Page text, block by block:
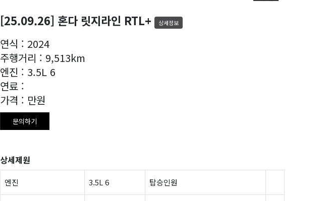
[25.09.26] 혼다 릿지라인 RTL+ 상세정보
연식 : 2024
주행거리 : 9,513km
엔진 : 3.5L 6
연료 :
가격 : 만원
문의하기
상세제원
엔진 3.5L 6 탑승인원